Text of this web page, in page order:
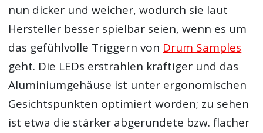
nun dicker und weicher, wodurch sie laut
Hersteller besser spielbar seien, wenn es um
das gefühlvolle Triggern von Drum Samples
geht. Die LEDs erstrahlen kräftiger und das
Aluminiumgehäuse ist unter ergonomischen
Gesichtspunkten optimiert worden; zu sehen
ist etwa die stärker abgerundete bzw. flacher